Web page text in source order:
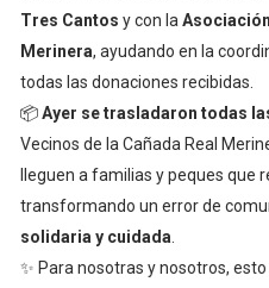
Tres Cantos y con la
Merinera, ayudando en la
todas las donaciones recibidas.
📦Ayer se trasladaron todas
Vecinos de la Cañada Real
lleguen a familias y peques que
transformando un error de
solidaria y cuidada
✨ Para nosotras y nosotros,